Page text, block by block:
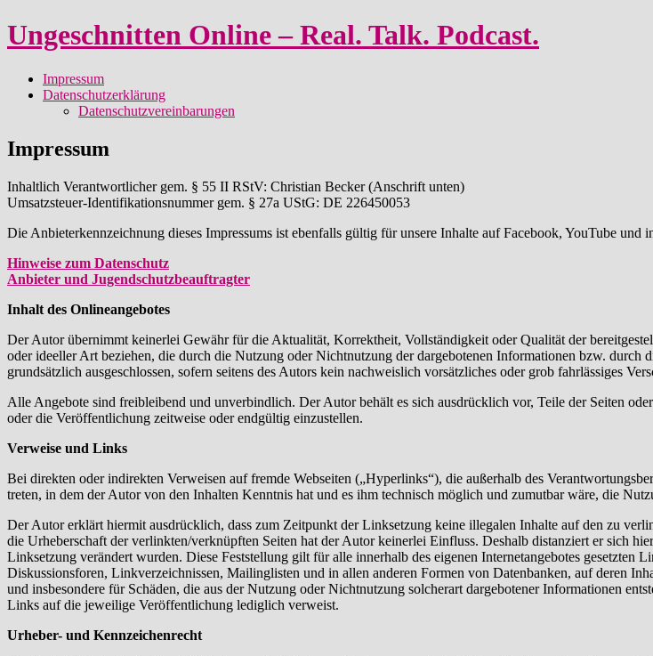
Ungeschnitten Online – Real. Talk. Podcast.
Deine
Lieblings
Thementalk
für
Ohren
Impressum
DatenschutzerklärungToggle
child
Datenschutzvereinbarungen
Toggle
navigation
Impressum
Inhaltlich Verantwortlicher gem. § 55 II RStV: Christian Becker (Anschrift unten)
Umsatzsteuer-Identifikationsnummer gem. § 27a UStG: DE 226450053
Die Anbieterkennzeichnung dieses Impressums ist ebenfalls gültig für unsere Inhalte auf Facebook, YouTube und
Hinweise zum Datenschutz
Anbieter und Jugendschutzbeauftragter
Inhalt des Onlineangebotes
Der Autor übernimmt keinerlei Gewähr für die Aktualität, Korrektheit, Vollständigkeit oder Qualität der
oder ideeller Art beziehen, die durch die Nutzung oder Nichtnutzung der dargebotenen Informationen bzw.
grundsätzlich ausgeschlossen, sofern seitens des Autors kein nachweislich vorsätzliches oder grob fahrlässiges
Alle Angebote sind freibleibend und unverbindlich. Der Autor behält es sich ausdrücklich vor, Teile der Seiten
oder die Veröffentlichung zeitweise oder endgültig einzustellen.
Verweise und Links
Bei direkten oder indirekten Verweisen auf fremde Webseiten („Hyperlinks“), die außerhalb des
treten, in dem der Autor von den Inhalten Kenntnis hat und es ihm technisch möglich und zumutbar wäre, die
Der Autor erklärt hiermit ausdrücklich, dass zum Zeitpunkt der Linksetzung keine illegalen Inhalte auf den zu
die Urheberschaft der verlinkten/verknüpften Seiten hat der Autor keinerlei Einfluss. Deshalb distanziert er sich
Linksetzung verändert wurden. Diese Feststellung gilt für alle innerhalb des eigenen Internetangebotes
Diskussionsforen, Linkverzeichnissen, Mailinglisten und in allen anderen Formen von Datenbanken, auf deren
und insbesondere für Schäden, die aus der Nutzung oder Nichtnutzung solcherart dargebotener Informationen
Links auf die jeweilige Veröffentlichung lediglich verweist.
Urheber- und Kennzeichenrecht